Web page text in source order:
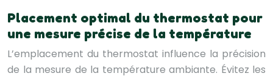
Placement optimal du thermostat pour
une mesure précise de la température
L’emplacement du thermostat influence la précision
de la mesure de la température ambiante. Évitez les